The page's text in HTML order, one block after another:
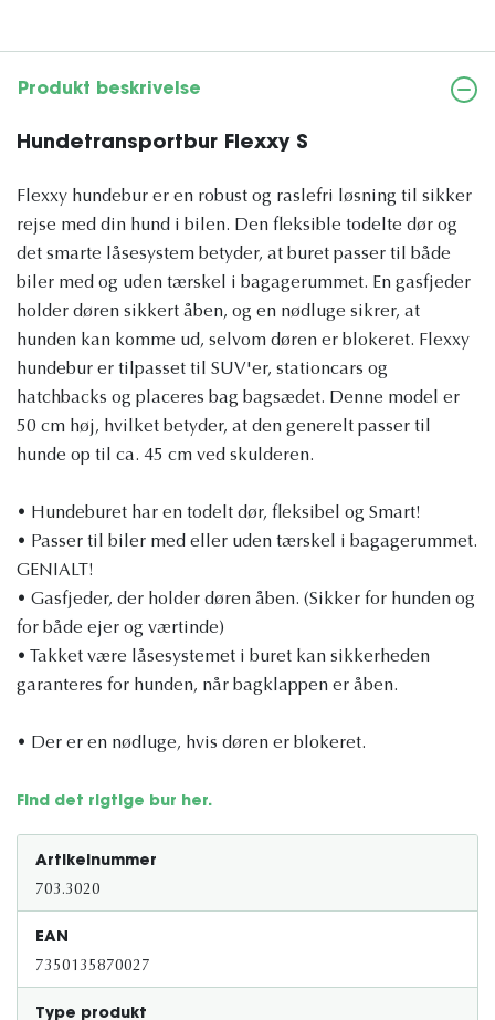
Produkt beskrivelse
Hundetransportbur Flexxy S
Flexxy hundebur er en robust og raslefri løsning til sikker
rejse med din hund i bilen. Den fleksible todelte dør og
det smarte låsesystem betyder, at buret passer til både
biler med og uden tærskel i bagagerummet. En gasfjeder
holder døren sikkert åben, og en nødluge sikrer, at
hunden kan komme ud, selvom døren er blokeret. Flexxy
hundebur er tilpasset til SUV'er, stationcars og
hatchbacks og placeres bag bagsædet. Denne model er
50 cm høj, hvilket betyder, at den generelt passer til
hunde op til ca. 45 cm ved skulderen.
• Hundeburet har en todelt dør, fleksibel og Smart!
• Passer til biler med eller uden tærskel i bagagerummet.
GENIALT!
• Gasfjeder, der holder døren åben. (Sikker for hunden og
for både ejer og værtinde)
• Takket være låsesystemet i buret kan sikkerheden
garanteres for hunden, når bagklappen er åben.
• Der er en nødluge, hvis døren er blokeret.
Find det rigtige bur her.
Artikelnummer
703.3020
EAN
7350135870027
Type produkt